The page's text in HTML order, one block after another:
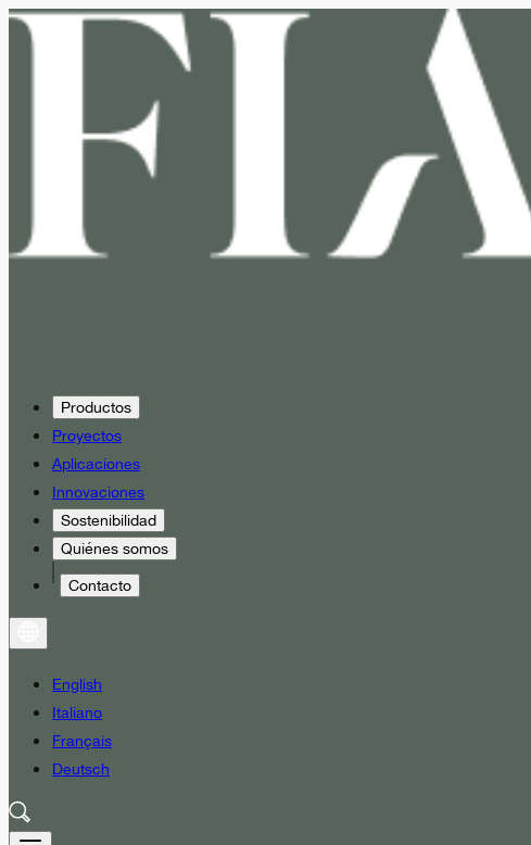
Productos
Proyectos
Aplicaciones
Innovaciones
Sostenibilidad
Quiénes somos
Contacto
English
Italiano
Français
Deutsch